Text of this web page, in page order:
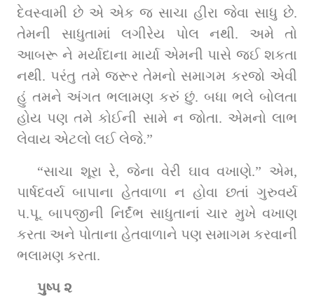
દેવસ્વામી છે એ એક જ સાચા હીરા જેવા સાધુ છે.
તેમની સાધુતામાં લગીરેય પોલ નથી. અમે તો
આબરૂ ને મર્યાદાના માર્યા એમની પાસે જઈ શકતા
નથી. પરંતુ તમે જરૂર તેમનો સમાગમ કરજો એવી
હું તમને અંગત ભલામણ કરું છું. બધા ભલે બોલતા
હોય પણ તમે કોઈની સામે ન જોતા. એમનો લાભ
લેવાય એટલો લઈ લેજે.”
“સાચા શૂરા રે, જેના વેરી ઘાવ વખાણે.” એમ,
પાર્ષદવર્ય બાપાના હેતવાળા ન હોવા છતાં ગુરુવર્ય
પ.પૂ. બાપજીની નિર્દંભ સાધુતાનાં ચાર મુખે વખાણ
કરતા અને પોતાના હેતવાળાને પણ સમાગમ કરવાની
ભલામણ કરતા.
પુષ્પ ૨